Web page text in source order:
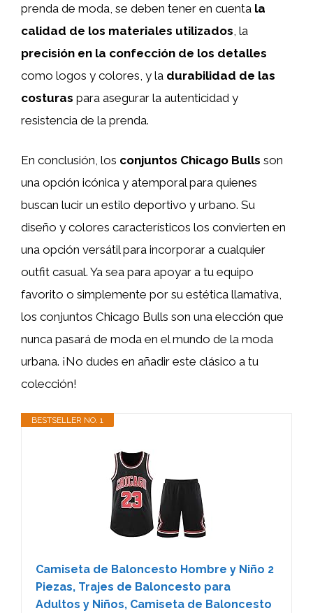
prenda de moda, se deben tener en cuenta la
calidad de los materiales utilizados , la
precisión en la confección de los detalles
como logos y colores, y la durabilidad de las
costuras para asegurar la autenticidad y
resistencia de la prenda.
En conclusión, los conjuntos Chicago Bulls son
una opción icónica y atemporal para quienes
buscan lucir un estilo deportivo y urbano. Su
diseño y colores característicos los convierten en
una opción versátil para incorporar a cualquier
outfit casual. Ya sea para apoyar a tu equipo
favorito o simplemente por su estética llamativa,
los conjuntos Chicago Bulls son una elección que
nunca pasará de moda en el mundo de la moda
urbana. ¡No dudes en añadir este clásico a tu
colección!
BESTSELLER NO. 1
Camiseta de Baloncesto Hombre y Niño 2
Piezas, Trajes de Baloncesto para
Adultos y Niños, Camiseta de Baloncesto